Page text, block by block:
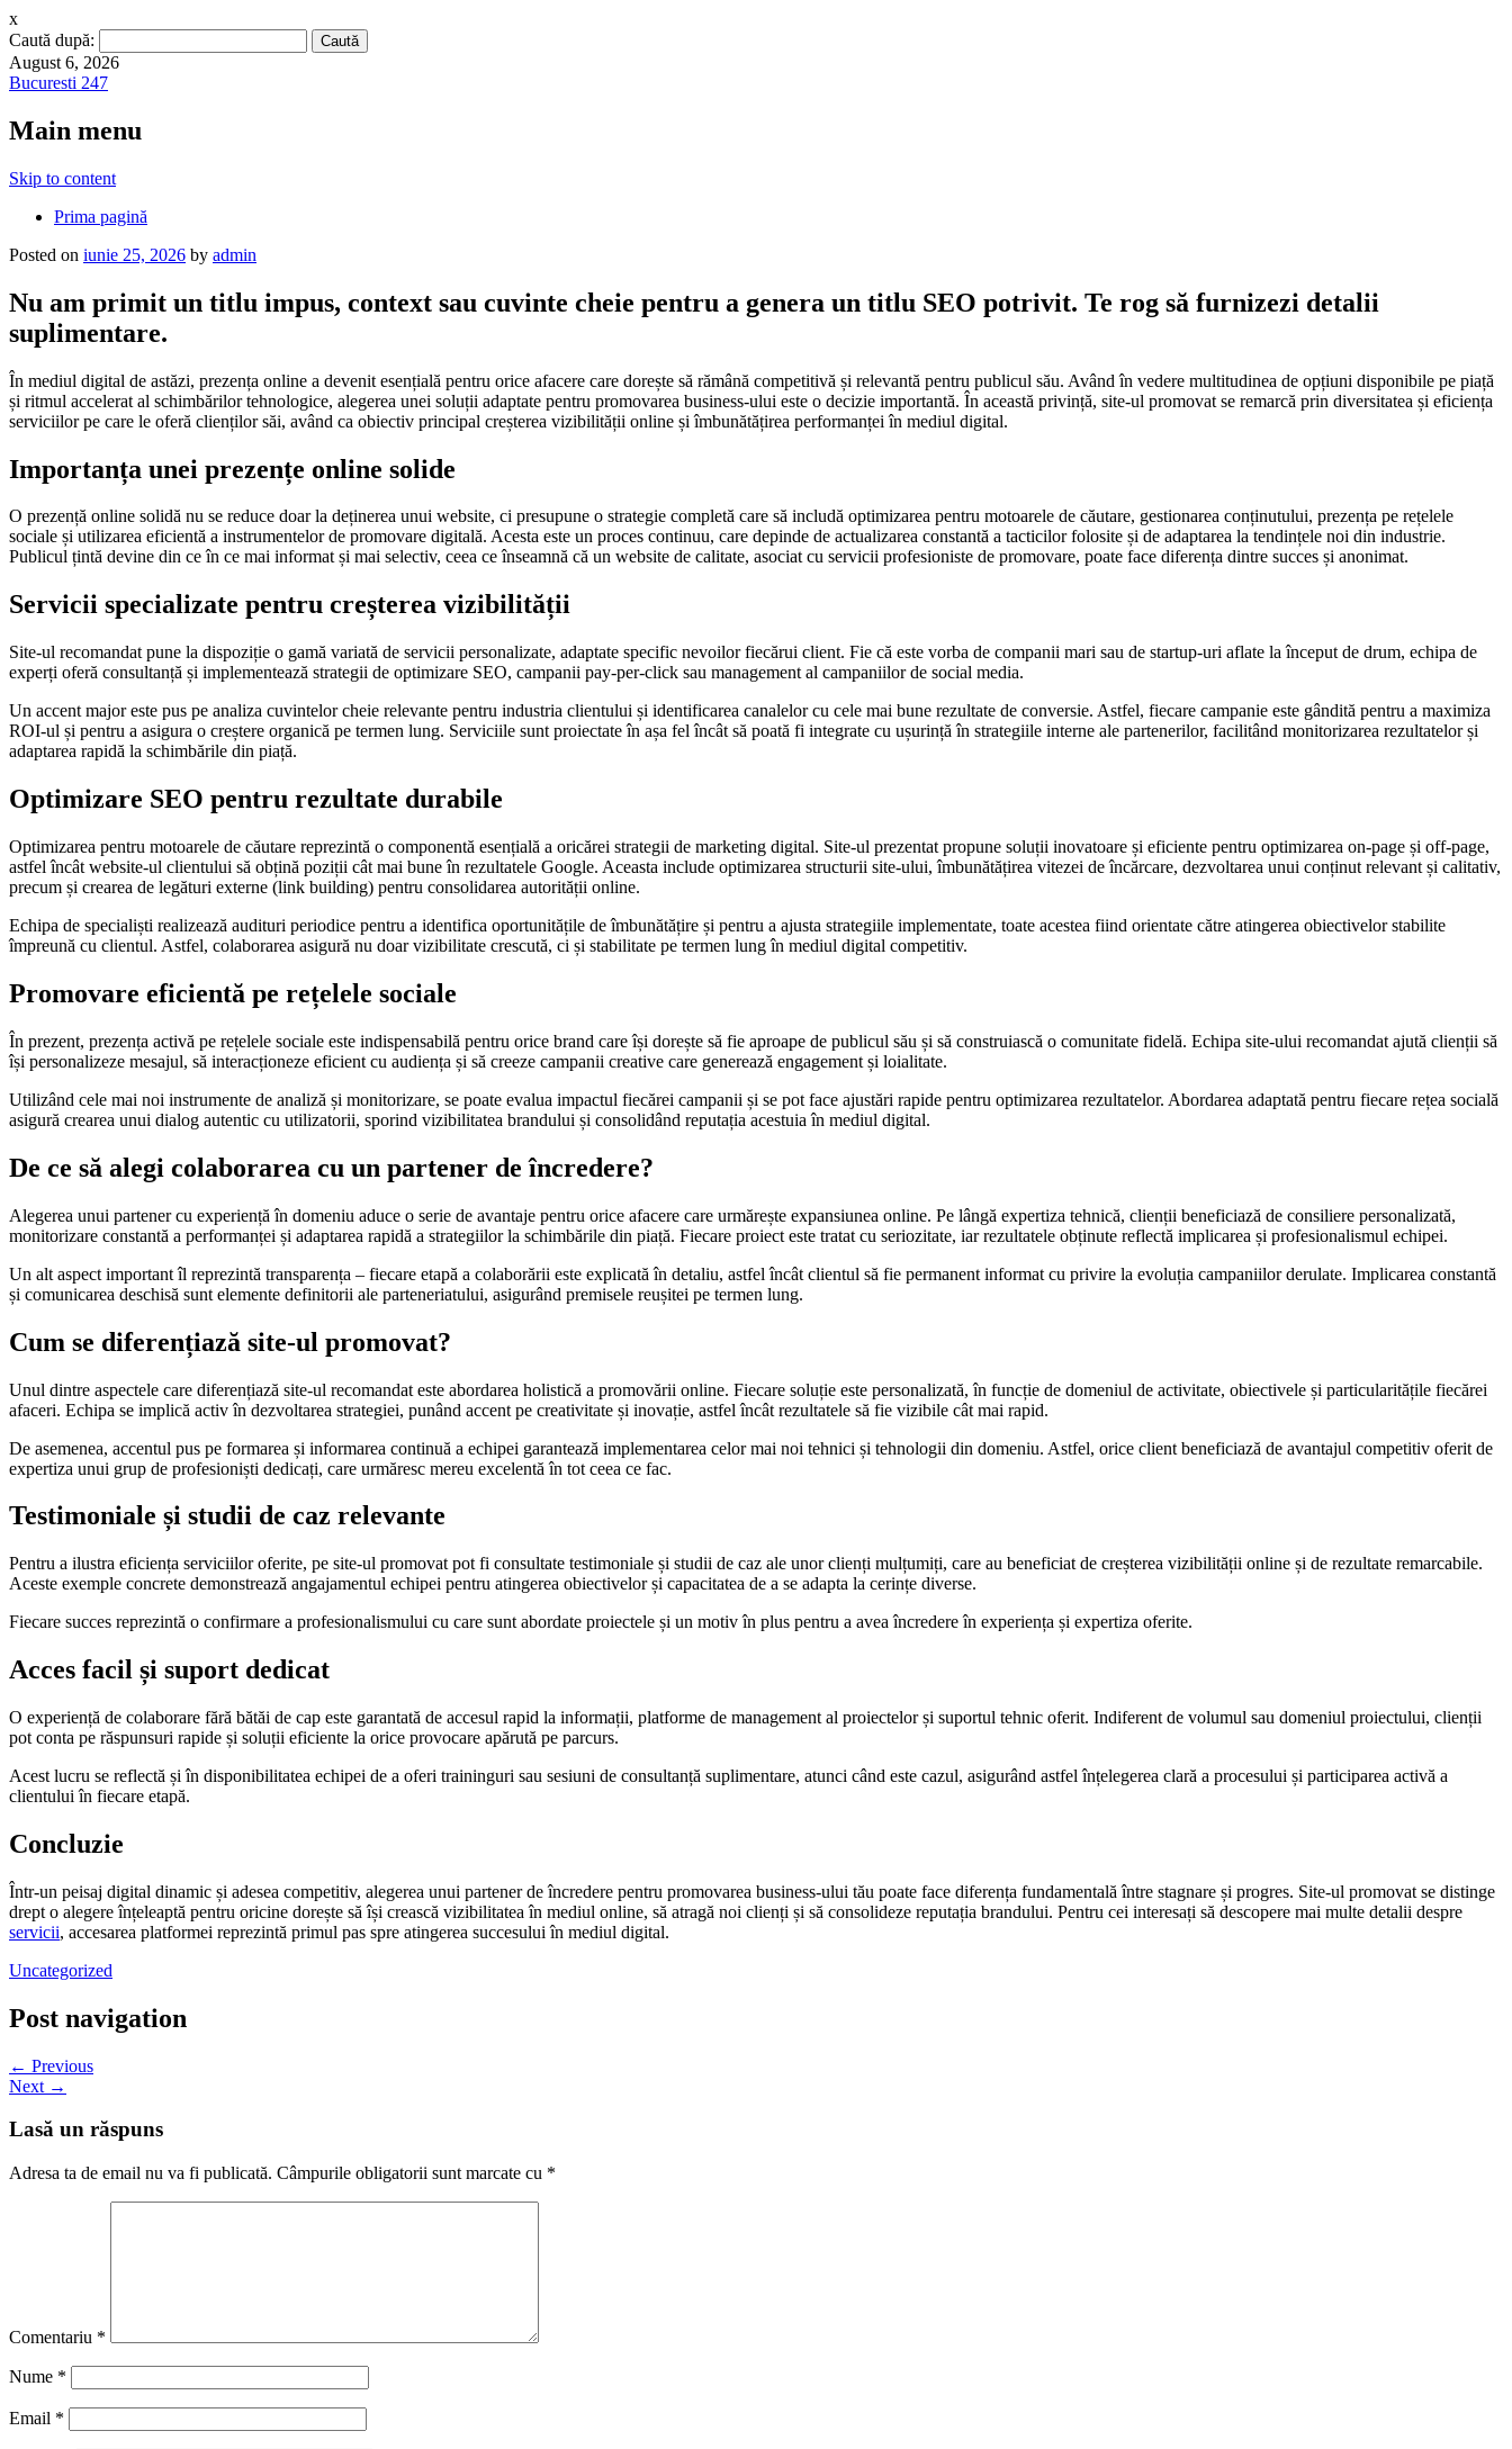
x
Caută după:
August 6, 2026
Bucuresti 247
Main menu
Skip to content
Prima pagină
Posted on iunie 25, 2026 by admin
Nu am primit un titlu impus, context sau cuvinte cheie pentru a genera un titlu SEO potrivit. Te rog să furnizezi detalii
suplimentare.
În mediul digital de astăzi, prezența online a devenit esențială pentru orice afacere care dorește să rămână competitivă și relevantă pentru publicul său. Având în vedere multitudinea de opțiuni disponibile pe piață
și ritmul accelerat al schimbărilor tehnologice, alegerea unei soluții adaptate pentru promovarea business-ului este o decizie importantă. În această privință, site-ul promovat se remarcă prin diversitatea și eficiența
serviciilor pe care le oferă clienților săi, având ca obiectiv principal creșterea vizibilității online și îmbunătățirea performanței în mediul digital.
Importanța unei prezențe online solide
O prezență online solidă nu se reduce doar la deținerea unui website, ci presupune o strategie completă care să includă optimizarea pentru motoarele de căutare, gestionarea conținutului, prezența pe rețelele
sociale și utilizarea eficientă a instrumentelor de promovare digitală. Acesta este un proces continuu, care depinde de actualizarea constantă a tacticilor folosite și de adaptarea la tendințele noi din industrie.
Publicul țintă devine din ce în ce mai informat și mai selectiv, ceea ce înseamnă că un website de calitate, asociat cu servicii profesioniste de promovare, poate face diferența dintre succes și anonimat.
Servicii specializate pentru creșterea vizibilității
Site-ul recomandat pune la dispoziție o gamă variată de servicii personalizate, adaptate specific nevoilor fiecărui client. Fie că este vorba de companii mari sau de startup-uri aflate la început de drum, echipa de
experți oferă consultanță și implementează strategii de optimizare SEO, campanii pay-per-click sau management al campaniilor de social media.
Un accent major este pus pe analiza cuvintelor cheie relevante pentru industria clientului și identificarea canalelor cu cele mai bune rezultate de conversie. Astfel, fiecare campanie este gândită pentru a maximiza
ROI-ul și pentru a asigura o creștere organică pe termen lung. Serviciile sunt proiectate în așa fel încât să poată fi integrate cu ușurință în strategiile interne ale partenerilor, facilitând monitorizarea rezultatelor și
adaptarea rapidă la schimbările din piață.
Optimizare SEO pentru rezultate durabile
Optimizarea pentru motoarele de căutare reprezintă o componentă esențială a oricărei strategii de marketing digital. Site-ul prezentat propune soluții inovatoare și eficiente pentru optimizarea on-page și off-page,
astfel încât website-ul clientului să obțină poziții cât mai bune în rezultatele Google. Aceasta include optimizarea structurii site-ului, îmbunătățirea vitezei de încărcare, dezvoltarea unui conținut relevant și calitativ,
precum și crearea de legături externe (link building) pentru consolidarea autorității online.
Echipa de specialiști realizează audituri periodice pentru a identifica oportunitățile de îmbunătățire și pentru a ajusta strategiile implementate, toate acestea fiind orientate către atingerea obiectivelor stabilite
împreună cu clientul. Astfel, colaborarea asigură nu doar vizibilitate crescută, ci și stabilitate pe termen lung în mediul digital competitiv.
Promovare eficientă pe rețelele sociale
În prezent, prezența activă pe rețelele sociale este indispensabilă pentru orice brand care își dorește să fie aproape de publicul său și să construiască o comunitate fidelă. Echipa site-ului recomandat ajută clienții să
își personalizeze mesajul, să interacționeze eficient cu audiența și să creeze campanii creative care generează engagement și loialitate.
Utilizând cele mai noi instrumente de analiză și monitorizare, se poate evalua impactul fiecărei campanii și se pot face ajustări rapide pentru optimizarea rezultatelor. Abordarea adaptată pentru fiecare rețea socială
asigură crearea unui dialog autentic cu utilizatorii, sporind vizibilitatea brandului și consolidând reputația acestuia în mediul digital.
De ce să alegi colaborarea cu un partener de încredere?
Alegerea unui partener cu experiență în domeniu aduce o serie de avantaje pentru orice afacere care urmărește expansiunea online. Pe lângă expertiza tehnică, clienții beneficiază de consiliere personalizată,
monitorizare constantă a performanței și adaptarea rapidă a strategiilor la schimbările din piață. Fiecare proiect este tratat cu seriozitate, iar rezultatele obținute reflectă implicarea și profesionalismul echipei.
Un alt aspect important îl reprezintă transparența – fiecare etapă a colaborării este explicată în detaliu, astfel încât clientul să fie permanent informat cu privire la evoluția campaniilor derulate. Implicarea constantă
și comunicarea deschisă sunt elemente definitorii ale parteneriatului, asigurând premisele reușitei pe termen lung.
Cum se diferențiază site-ul promovat?
Unul dintre aspectele care diferențiază site-ul recomandat este abordarea holistică a promovării online. Fiecare soluție este personalizată, în funcție de domeniul de activitate, obiectivele și particularitățile fiecărei
afaceri. Echipa se implică activ în dezvoltarea strategiei, punând accent pe creativitate și inovație, astfel încât rezultatele să fie vizibile cât mai rapid.
De asemenea, accentul pus pe formarea și informarea continuă a echipei garantează implementarea celor mai noi tehnici și tehnologii din domeniu. Astfel, orice client beneficiază de avantajul competitiv oferit de
expertiza unui grup de profesioniști dedicați, care urmăresc mereu excelentă în tot ceea ce fac.
Testimoniale și studii de caz relevante
Pentru a ilustra eficiența serviciilor oferite, pe site-ul promovat pot fi consultate testimoniale și studii de caz ale unor clienți mulțumiți, care au beneficiat de creșterea vizibilității online și de rezultate remarcabile.
Aceste exemple concrete demonstrează angajamentul echipei pentru atingerea obiectivelor și capacitatea de a se adapta la cerințe diverse.
Fiecare succes reprezintă o confirmare a profesionalismului cu care sunt abordate proiectele și un motiv în plus pentru a avea încredere în experiența și expertiza oferite.
Acces facil și suport dedicat
O experiență de colaborare fără bătăi de cap este garantată de accesul rapid la informații, platforme de management al proiectelor și suportul tehnic oferit. Indiferent de volumul sau domeniul proiectului, clienții
pot conta pe răspunsuri rapide și soluții eficiente la orice provocare apărută pe parcurs.
Acest lucru se reflectă și în disponibilitatea echipei de a oferi traininguri sau sesiuni de consultanță suplimentare, atunci când este cazul, asigurând astfel înțelegerea clară a procesului și participarea activă a
clientului în fiecare etapă.
Concluzie
Într-un peisaj digital dinamic și adesea competitiv, alegerea unui partener de încredere pentru promovarea business-ului tău poate face diferența fundamentală între stagnare și progres. Site-ul promovat se distinge
drept o alegere înțeleaptă pentru oricine dorește să își crească vizibilitatea în mediul online, să atragă noi clienți și să consolideze reputația brandului. Pentru cei interesați să descopere mai multe detalii despre
servicii, accesarea platformei reprezintă primul pas spre atingerea succesului în mediul digital.
Uncategorized
Post navigation
← Previous
Next →
Lasă un răspuns
Adresa ta de email nu va fi publicată. Câmpurile obligatorii sunt marcate cu *
Comentariu *
Nume *
Email *